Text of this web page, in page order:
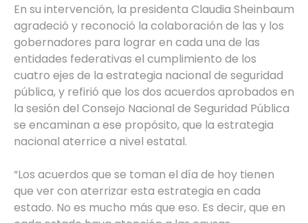
En su intervención, la presidenta Claudia Sheinbaum
agradeció y reconoció la colaboración de las y los
gobernadores para lograr en cada una de las
entidades federativas el cumplimiento de los
cuatro ejes de la estrategia nacional de seguridad
pública, y refirió que los dos acuerdos aprobados en
la sesión del Consejo Nacional de Seguridad Pública
se encaminan a ese propósito, que la estrategia
nacional aterrice a nivel estatal.
“Los acuerdos que se toman el día de hoy tienen
que ver con aterrizar esta estrategia en cada
estado. No es mucho más que eso. Es decir, que en